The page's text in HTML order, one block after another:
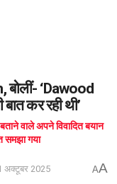
‘Dawood
कर रही थी’
वाले अपने विवादित बयान
समझा गया
अक्टूबर 2025 AA